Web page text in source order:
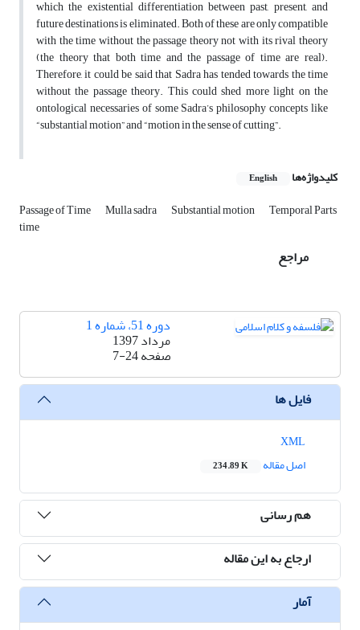
which the existential differentiation between past, present, and
future destinations is eliminated. Both of these are only compatible
with the time without the passage theory not with its rival theory
(the theory that both time and the passage of time are real).
Therefore, it could be said that Sadra has tended towards the time
without the passage theory. This could shed more light on the
ontological necessaries of some Sadra’s philosophy concepts like
“substantial motion” and “motion in the sense of cutting”.
کلیدواژه‌ها English
Passage of Time Mulla sadra Substantial motion Temporal Parts
time
مراجع
دوره 51، شماره 1
مرداد 1397
صفحه7-24
فایل ها
اصل مقاله
234.89 K
هم رسانی
ارجاع به این مقاله
آمار